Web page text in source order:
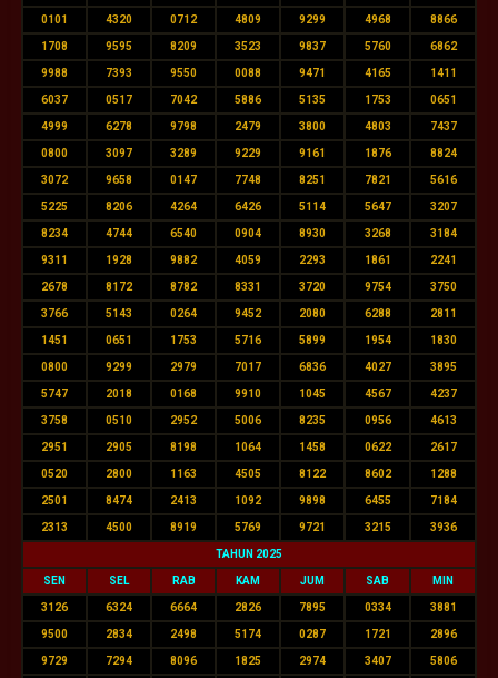
0101 4320 0712 4809 9299 4968 8866
1708 9595 8209 3523 9837 5760 6862
9988 7393 9550 0088 9471 4165 1411
6037 0517 7042 5886 5135 1753 0651
4999 6278 9798 2479 3800 4803 7437
0800 3097 3289 9229 9161 1876 8824
3072 9658 0147 7748 8251 7821 5616
5225 8206 4264 6426 5114 5647 3207
8234 4744 6540 0904 8930 3268 3184
9311 1928 9882 4059 2293 1861 2241
2678 8172 8782 8331 3720 9754 3750
3766 5143 0264 9452 2080 6288 2811
1451 0651 1753 5716 5899 1954 1830
0800 9299 2979 7017 6836 4027 3895
5747 2018 0168 9910 1045 4567 4237
3758 0510 2952 5006 8235 0956 4613
2951 2905 8198 1064 1458 0622 2617
0520 2800 1163 4505 8122 8602 1288
2501 8474 2413 1092 9898 6455 7184
2313 4500 8919 5769 9721 3215 3936
TAHUN 2025
SEN SEL RAB KAM JUM SAB MIN
3126 6324 6664 2826 7895 0334 3881
9500 2834 2498 5174 0287 1721 2896
9729 7294 8096 1825 2974 3407 5806